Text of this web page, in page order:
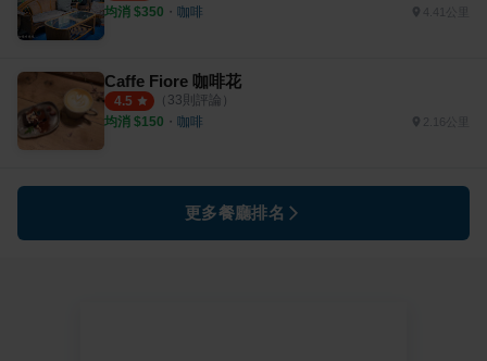
均消 $350 ・ 咖啡 4.41公里
Caffe Fiore 咖啡花
4.5 （ 33則評論）
均消 $150 ・ 咖啡
更多餐廳排名